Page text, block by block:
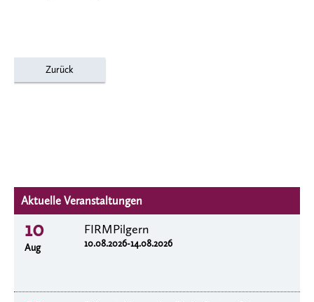
Zurück
Aktuelle Veranstaltungen
10
Aug
FIRMPilgern
10.08.2026-14.08.2026